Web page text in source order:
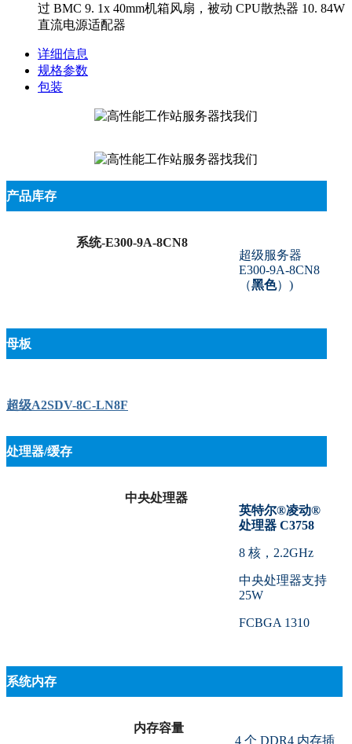
过 BMC 9. 1x 40mm机箱风扇，被动 CPU散热器 10. 84W
直流电源适配器
详细信息
规格参数
包装
产品库存
系统-E300-9A-8CN8
超级服务器
E300-9A-8CN8
（黑色） )
母板
超级A2SDV-8C-LN8F
处理器/缓存
中央处理器
英特尔®凌动®
处理器 C3758
8 核，2.2GHz
中央处理器支持
25W
FCBGA 1310
系统内存
内存容量
4 个 DDR4 内存插